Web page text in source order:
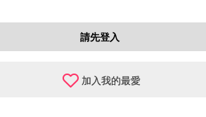
請先登入
加入我的最愛